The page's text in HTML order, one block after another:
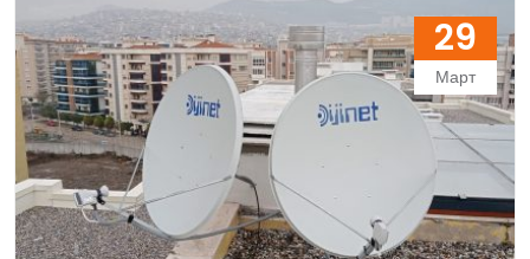
представляют собой сетевую структуру,
обеспечивающую поток информации. Системы
сетей передачи данных обычно используются в
качестве канала связи и связи, а также для обмена…
29
Март